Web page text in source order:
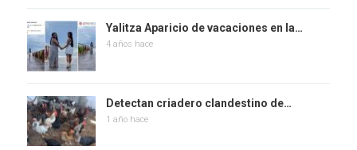
Yalitza Aparicio de vacaciones en la…
4 años hace
Detectan criadero clandestino de…
1 año hace